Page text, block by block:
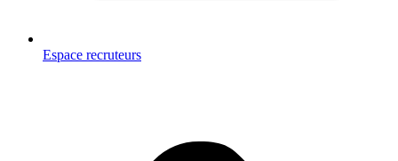
Espace recruteurs